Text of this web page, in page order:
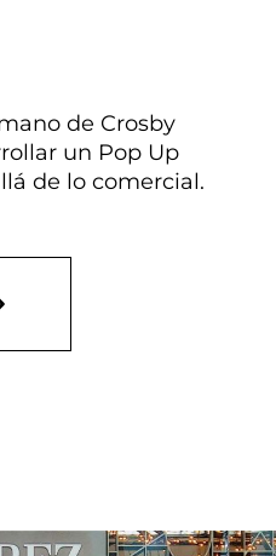
de Crosby
un Pop Up
de lo comercial.